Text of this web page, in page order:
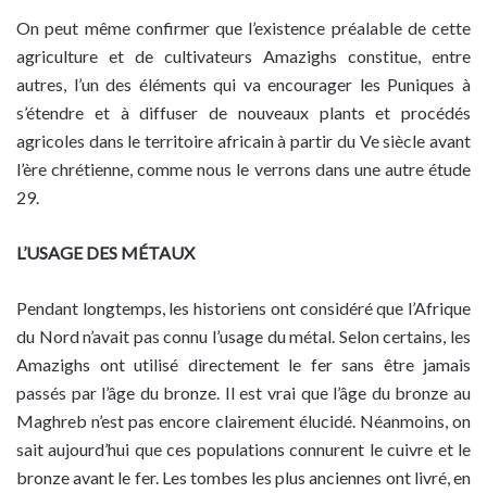
On peut même confirmer que l’existence préalable de cette
agriculture et de cultivateurs Amazighs constitue, entre
autres, l’un des éléments qui va encourager les Puniques à
s’étendre et à diffuser de nouveaux plants et procédés
agricoles dans le territoire africain à partir du Ve siècle avant
l’ère chrétienne, comme nous le verrons dans une autre étude
29.
L’USAGE DES MÉTAUX
Pendant longtemps, les historiens ont considéré que l’Afrique
du Nord n’avait pas connu l’usage du métal. Selon certains, les
Amazighs ont utilisé directement le fer sans être jamais
passés par l’âge du bronze. Il est vrai que l’âge du bronze au
Maghreb n’est pas encore clairement élucidé. Néanmoins, on
sait aujourd’hui que ces populations connurent le cuivre et le
bronze avant le fer. Les tombes les plus anciennes ont livré, en